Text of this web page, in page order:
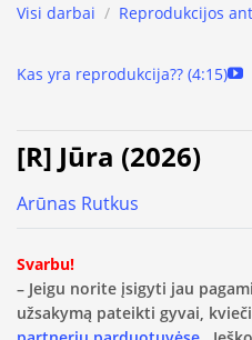
Visi darbai / Reprodukcijos
Kas yra reprodukcija?? (4:15)
[R] Jūra (2026)
Arūnas Rutkus
Svarbu!
– Jeigu norite įsigyti jau
užsakymą pateikti gyvai,